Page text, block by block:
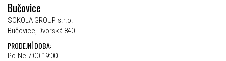
Bučovice
SOKOLA GROUP s.r.o.
Bučovice, Dvorská 840
PRODEJNÍ DOBA:
Po-Ne 7:00-19:00